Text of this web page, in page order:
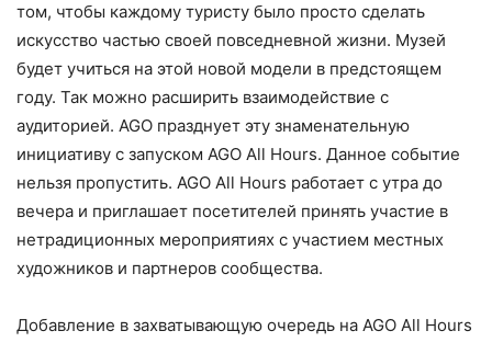
том, чтобы каждому туристу было просто сделать
искусство частью своей повседневной жизни. Музей
будет учиться на этой новой модели в предстоящем
году. Так можно расширить взаимодействие с
аудиторией. AGO празднует эту знаменательную
инициативу с запуском AGO All Hours. Данное событие
нельзя пропустить. AGO All Hours работает с утра до
вечера и приглашает посетителей принять участие в
нетрадиционных мероприятиях с участием местных
художников и партнеров сообщества.
Добавление в захватывающую очередь на AGO All Hours